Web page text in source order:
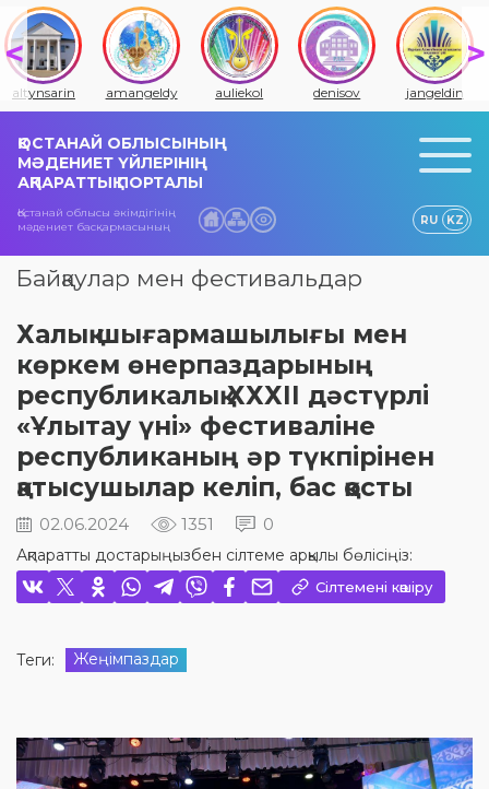
altynsarin amangeldy auliekol denisov jangeldin
ҚОСТАНАЙ ОБЛЫСЫНЫҢ
МӘДЕНИЕТ ҮЙЛЕРІНІҢ
АҚПАРАТТЫҚ ПОРТАЛЫ
Қостанай облысы әкімдігінің
мәдениет басқармасының
RU KZ
Байқаулар мен фестивальдар
Халық шығармашылығы мен
көркем өнерпаздарының
республикалық ХХХІІ дәстүрлі
«Ұлытау үні» фестиваліне
республиканың әр түкпірінен
қатысушылар келіп, бас қосты
02.06.2024 1351 0
Ақпаратты достарыңызбен сілтеме арқылы бөлісіңіз:
Сілтемені көшіру
Теги: Жеңімпаздар